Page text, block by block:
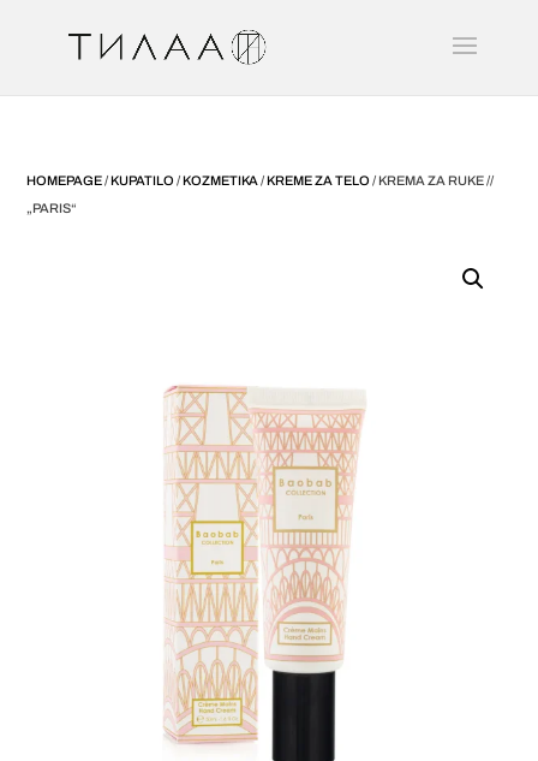
HOMEPAGE/KUPATILO /KOZMETIKA /KREME ZA TELO / KREMA ZA RUKE //
„PARIS“